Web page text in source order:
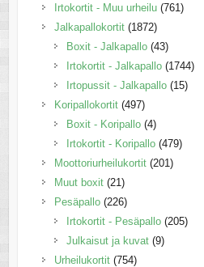
Irtokortit - Muu urheilu (761)
Jalkapallokortit (1872)
Boxit - Jalkapallo (43)
Irtokortit - Jalkapallo (1744)
Irtopussit - Jalkapallo (15)
Koripallokortit (497)
Boxit - Koripallo (4)
Irtokortit - Koripallo (479)
Moottoriurheilukortit (201)
Muut boxit (21)
Pesäpallo (226)
Irtokortit - Pesäpallo (205)
Julkaisut ja kuvat (9)
Urheilukortit (754)